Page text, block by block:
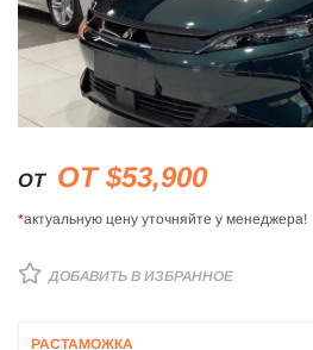
ОТ ОТ $53,900
*актуальную цену уточняйте у менеджера!
ДОБАВИТЬ В ИЗБРАННОЕ
РАСТАМОЖКА